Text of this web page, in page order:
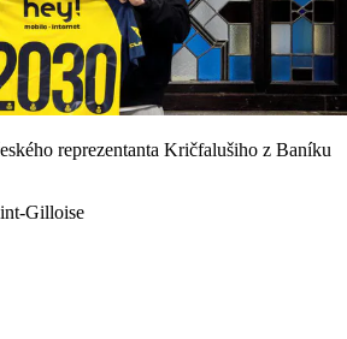
reprezentanta Kričfalušiho z Baníku
Gilloise